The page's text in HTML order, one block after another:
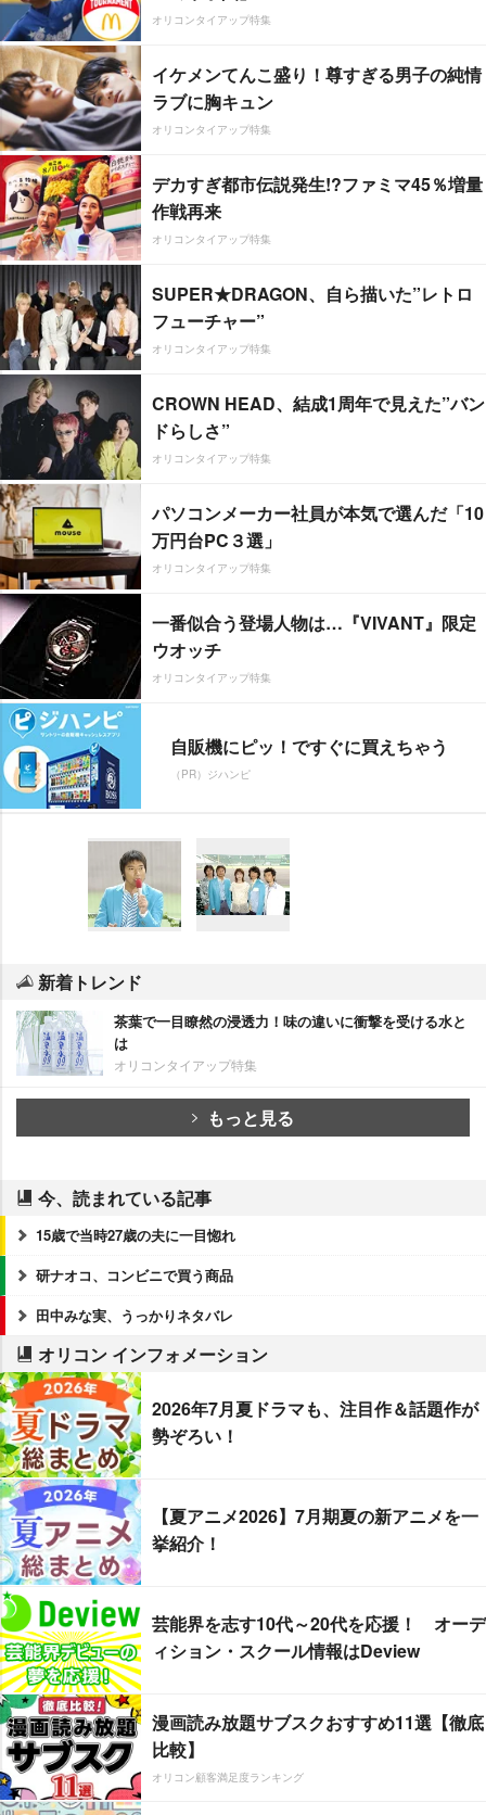
オリコンタイアップ特集
イケメンてんこ盛り！尊すぎる男子の純情
ラブに胸キュン
オリコンタイアップ特集
デカすぎ都市伝説発生!?ファミマ45％増量
作戦再来
オリコンタイアップ特集
SUPER★DRAGON、自ら描いた”レトロ
フューチャー”
オリコンタイアップ特集
CROWN HEAD、結成1周年で見えた”バン
ドらしさ”
オリコンタイアップ特集
パソコンメーカー社員が本気で選んだ「10
万円台PC３選」
オリコンタイアップ特集
一番似合う登場人物は…『VIVANT』限定
ウオッチ
オリコンタイアップ特集
自販機にピッ！ですぐに買えちゃう
（PR）ジハンピ
新着トレンド
茶葉で一目瞭然の浸透力！味の違いに衝撃を受ける水と
は
オリコンタイアップ特集
もっと見る
今、読まれている記事
15歳で当時27歳の夫に一目惚れ
研ナオコ、コンビニで買う商品
田中みな実、うっかりネタバレ
オリコン インフォメーション
2026年7月夏ドラマも、注目作＆話題作が
勢ぞろい！
【夏アニメ2026】7月期夏の新アニメを一
挙紹介！
芸能界を志す10代～20代を応援！ オーデ
ィション・スクール情報はDeview
漫画読み放題サブスクおすすめ11選【徹底
比較】
オリコン顧客満足度ランキング